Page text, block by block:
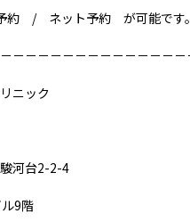
/ ネット予約 が可能です。
－－－－－－－－－－－－－
ニック
河台2-2-4
9階